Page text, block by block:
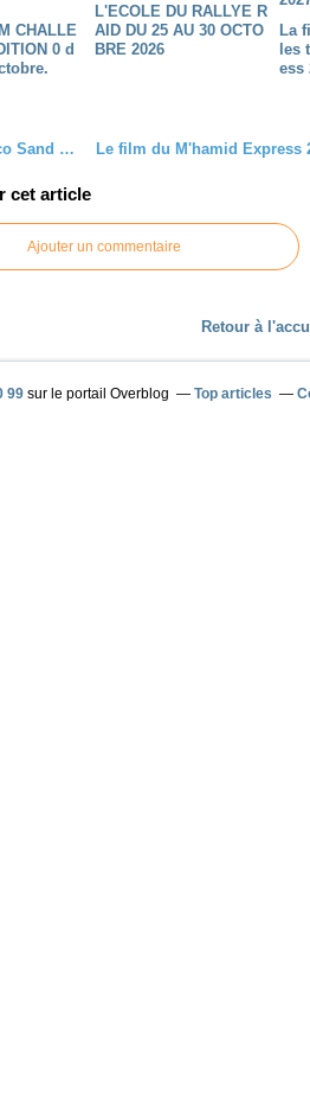
CHALLE
0 d
L'ECOLE DU RALLYE R
AID DU 25 AU 30 OCTO
BRE 2026
La
les
ess
Le Morocco Sand Express est prêt !!! 2è édition de notre rallye maroc
cet article
Ajouter un commentaire
Retour à
99 sur le portail Overblog Top articles